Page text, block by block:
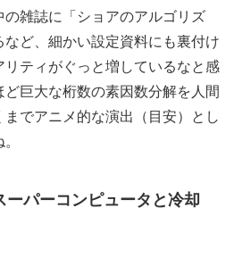
雑誌に「ショアのアルゴリズ
など、細かい設定資料にも裏付け
ティがぐっと増しているなと感
ど巨大な桁数の素因数分解を人間
でアニメ的な演出（目安）とし
ーパーコンピュータと冷却